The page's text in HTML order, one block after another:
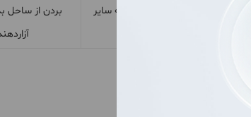
شلوغی بیشتر نسبت به سایر
بردن از ساحل